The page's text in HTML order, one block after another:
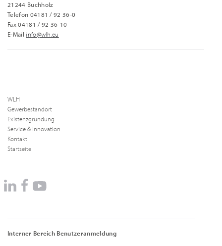
21244 Buchholz
Telefon 04181 / 92 36-0
Fax 04181 / 92 36-10
E-Mail info@wlh.eu
WLH
Gewerbestandort
Existenzgründung
Service & Innovation
Kontakt
Startseite
Interner Bereich Benutzeranmeldung